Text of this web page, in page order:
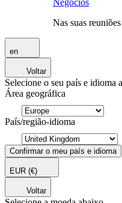
Negócios
Nas suas
en
Voltar
Selecione o seu país e idioma
Área geográfica
País/região-idioma
Confirmar o meu país e idioma
EUR (€)
Voltar